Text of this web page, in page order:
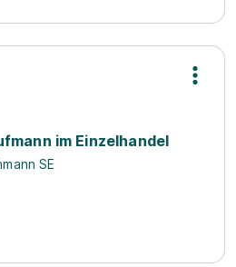
im Einzelhandel
SE